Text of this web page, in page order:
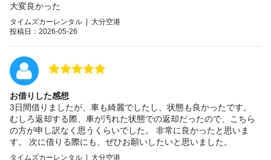
大変良かった
タイムズカーレンタル | 大分空港
投稿日：2026-05-26
お借りした感想
3日間借りましたが、車も綺麗でしたし、状態も良かったです。
むしろ返却する際、車が汚れた状態での返却だったので、こちら
の方が申し訳なく思うくらいでした。 非常に良かったと思いま
す。 次に借りる際にも、ぜひお願いしたいと思いました。
タイムズカーレンタル | 大分空港